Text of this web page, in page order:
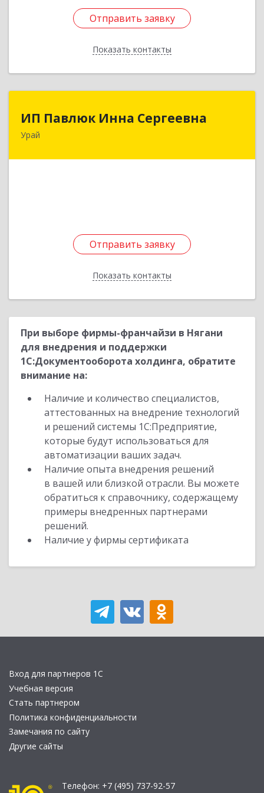
Отправить заявку
Показать контакты
Отправить заявку
Назад
ИП Павлюк Инна Сергеевна
Урай
Отправить заявку
Показать контакты
628284, Ханты-Мансийский Автономный округ
Отправить заявку
Назад
При выборе фирмы-франчайзи в Нягани
для внедрения и поддержки
1С:Документооборота холдинга, обратите
внимание на:
Наличие и количество специалистов,
аттестованных на внедрение технологий
и решений системы 1С:Предприятие,
которые будут использоваться для
автоматизации ваших задач.
Наличие опыта внедрения решений
в вашей или близкой отрасли. Вы можете
обратиться к справочнику, содержащему
примеры внедренных партнерами
решений.
Наличие у фирмы сертификата
Вход для партнеров 1С
Учебная версия
Стать партнером
Политика конфиденциальности
Замечания по сайту
Другие сайты
Телефон: +7 (495) 737-92-57